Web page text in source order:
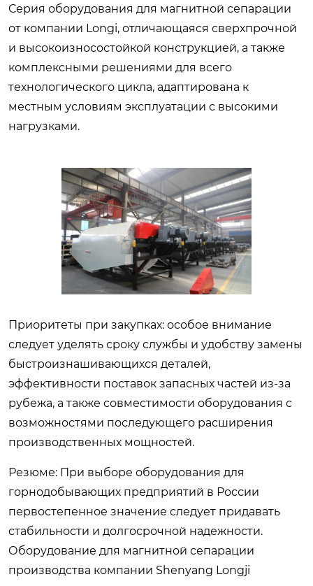
Серия оборудования для магнитной сепарации
от компании Longi, отличающаяся сверхпрочной
и высокоизносостойкой конструкцией, а также
комплексными решениями для всего
технологического цикла, адаптирована к
местным условиям эксплуатации с высокими
нагрузками.
Приоритеты при закупках: особое внимание
следует уделять сроку службы и удобству замены
быстроизнашивающихся деталей,
эффективности поставок запасных частей из-за
рубежа, а также совместимости оборудования с
возможностями последующего расширения
производственных мощностей.
Резюме: При выборе оборудования для
горнодобывающих предприятий в России
первостепенное значение следует придавать
стабильности и долгосрочной надежности.
Оборудование для магнитной сепарации
производства компании Shenyang Longji